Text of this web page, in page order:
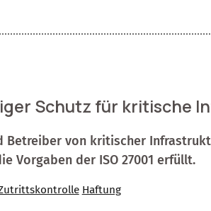
Schutz für kritische
Betreiber von kritischer
Vorgaben der ISO 27001 erfüllt.
Haftung